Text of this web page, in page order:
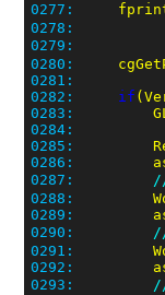
0277:
0278:
0279:
0280:
0281:
0282:
if
0283:
0284:
0285:
0286:
0287:
//
0288:
0289:
0290:
//
0291:
0292:
0293:
//